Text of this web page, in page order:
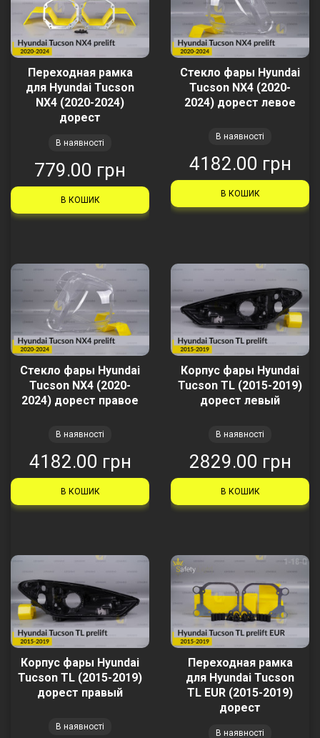
Переходная рамка
для Hyundai Tucson
NX4 (2020-2024)
дорест
В наявності
779.00 грн
В КОШИК
Стекло фары Hyundai
Tucson NX4 (2020-
2024) дорест левое
В наявності
4182.00 грн
В КОШИК
Стекло фары Hyundai
Tucson NX4 (2020-
2024) дорест правое
В наявності
4182.00 грн
В КОШИК
Корпус фары Hyundai
Tucson TL (2015-2019)
дорест левый
В наявності
2829.00 грн
В КОШИК
Корпус фары Hyundai
Tucson TL (2015-2019)
дорест правый
В наявності
Переходная рамка
для Hyundai Tucson
TL EUR (2015-2019)
дорест
В наявності